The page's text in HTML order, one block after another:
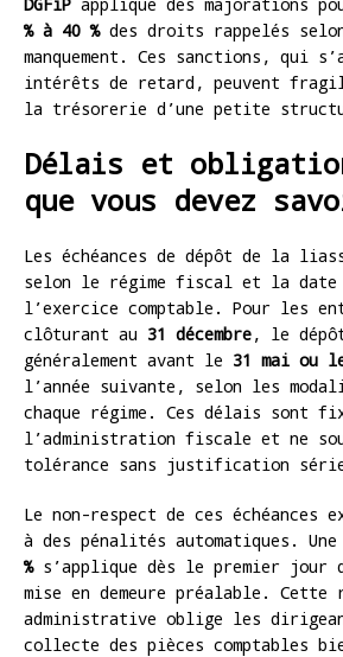
% à 40 %des droits rappelés
manquement. Ces sanctions, qui
intérêts de retard, peuvent
la trésorerie d’une petite
Délais et
que vous devez
Les échéances de dépôt de la
selon le régime fiscal et la date
l’exercice comptable. Pour les
clôturant au 31 décembre, le
généralement avant le 31 mai ou
l’année suivante, selon les
chaque régime. Ces délais sont
l’administration fiscale et ne
tolérance sans justification
Le non-respect de ces échéances
à des pénalités automatiques.
%s’applique dès le premier jour
mise en demeure préalable. Cette
administrative oblige les
collecte des pièces comptables